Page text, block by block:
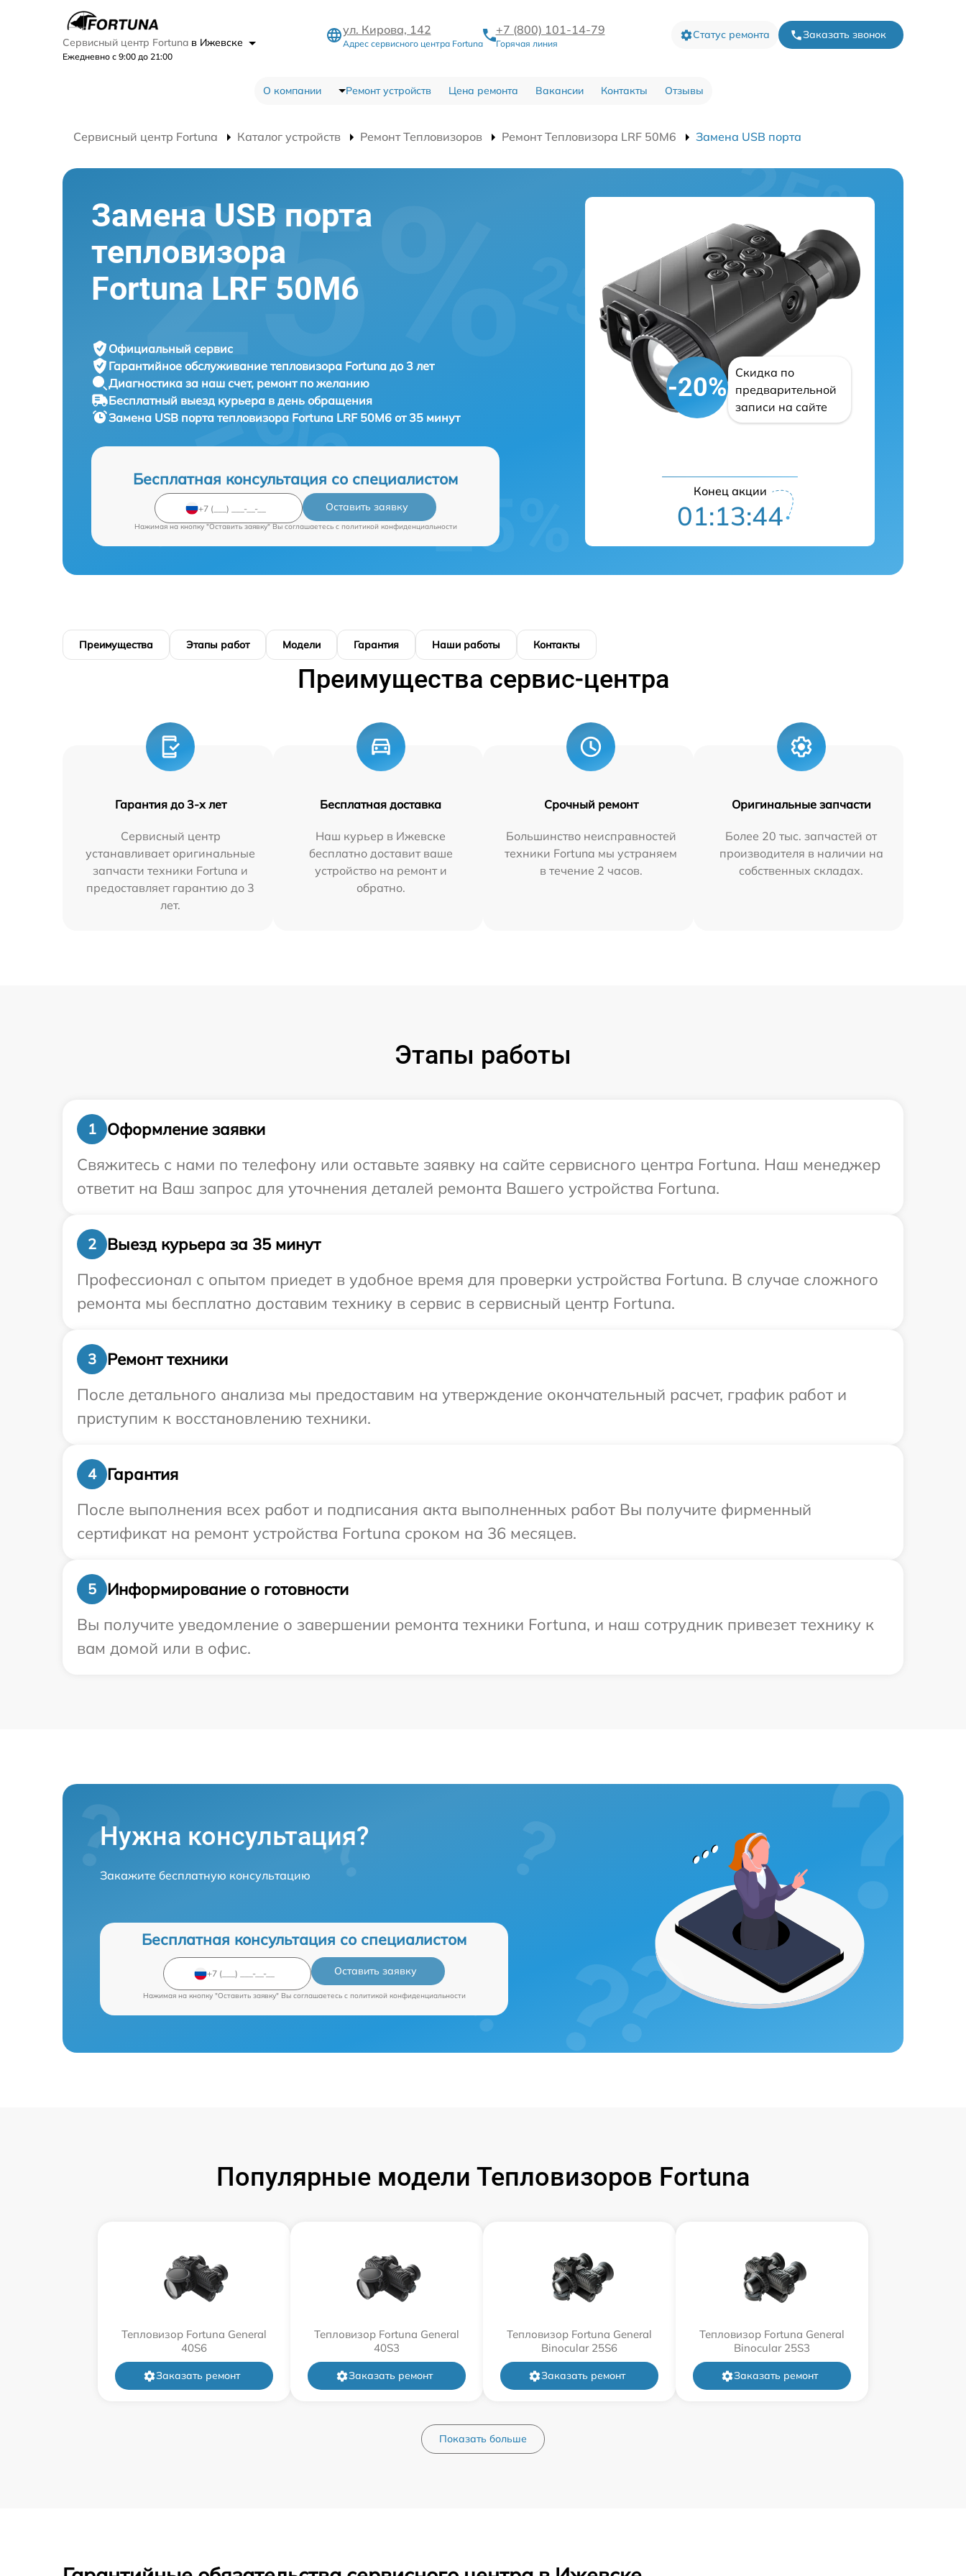
Сервисный центр Fortuna в Ижевске
Ежедневно с 9:00 до 21:00
ул. Кирова, 142
Адрес сервисного центра Fortuna
+7 (800) 101-14-79
Горячая линия
Статус ремонта Заказать звонок
О компании Ремонт устройств Цена ремонта Вакансии Контакты Отзывы
Сервисный центр Fortuna Каталог устройств Ремонт Тепловизоров Ремонт Тепловизора LRF 50M6 Замена USB порта
Замена USB порта
тепловизора
Fortuna LRF 50M6
Официальный сервис
Гарантийное обслуживание тепловизора Fortuna до 3 лет
Диагностика за наш счет, ремонт по желанию
Бесплатный выезд курьера в день обращения
Замена USB порта тепловизора Fortuna LRF 50M6 от 35 минут
Бесплатная консультация со специалистом
Оставить заявку
Нажимая на кнопку "Оставить заявку" Вы соглашаетесь c политикой конфиденциальности
-20%
Скидка по
предварительной
записи на сайте
Конец акции
01:13:43
Преимущества Этапы работ Модели Гарантия Наши работы Контакты
Преимущества сервис-центра
Гарантия до 3-х лет
Сервисный центр
устанавливает оригинальные
запчасти техники Fortuna и
предоставляет гарантию до 3
лет.
Бесплатная доставка
Наш курьер в Ижевске
бесплатно доставит ваше
устройство на ремонт и
обратно.
Срочный ремонт
Большинство неисправностей
техники Fortuna мы устраняем
в течение 2 часов.
Оригинальные запчасти
Более 20 тыс. запчастей от
производителя в наличии на
собственных складах.
Этапы работы
1
Оформление заявки
Свяжитесь с нами по телефону или оставьте заявку на сайте сервисного центра Fortuna. Наш менеджер
ответит на Ваш запрос для уточнения деталей ремонта Вашего устройства Fortuna.
2
Выезд курьера за 35 минут
Профессионал с опытом приедет в удобное время для проверки устройства Fortuna. В случае сложного
ремонта мы бесплатно доставим технику в сервис в сервисный центр Fortuna.
3
Ремонт техники
После детального анализа мы предоставим на утверждение окончательный расчет, график работ и
приступим к восстановлению техники.
4
Гарантия
После выполнения всех работ и подписания акта выполненных работ Вы получите фирменный
сертификат на ремонт устройства Fortuna сроком на 36 месяцев.
5
Информирование о готовности
Вы получите уведомление о завершении ремонта техники Fortuna, и наш сотрудник привезет технику к
вам домой или в офис.
Нужна консультация?
Закажите бесплатную консультацию
Бесплатная консультация со специалистом
Оставить заявку
Нажимая на кнопку "Оставить заявку" Вы соглашаетесь c политикой конфиденциальности
Популярные модели Тепловизоров Fortuna
Тепловизор Fortuna General
40S6
Заказать ремонт
Тепловизор Fortuna General
40S3
Заказать ремонт
Тепловизор Fortuna General
Binocular 25S6
Заказать ремонт
Тепловизор Fortuna General
Binocular 25S3
Заказать ремонт
Показать больше